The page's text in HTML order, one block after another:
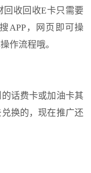
收回收E卡只需要
APP，网页即可操
作流程哦。
话费卡或加油卡其
换的，现在推广还